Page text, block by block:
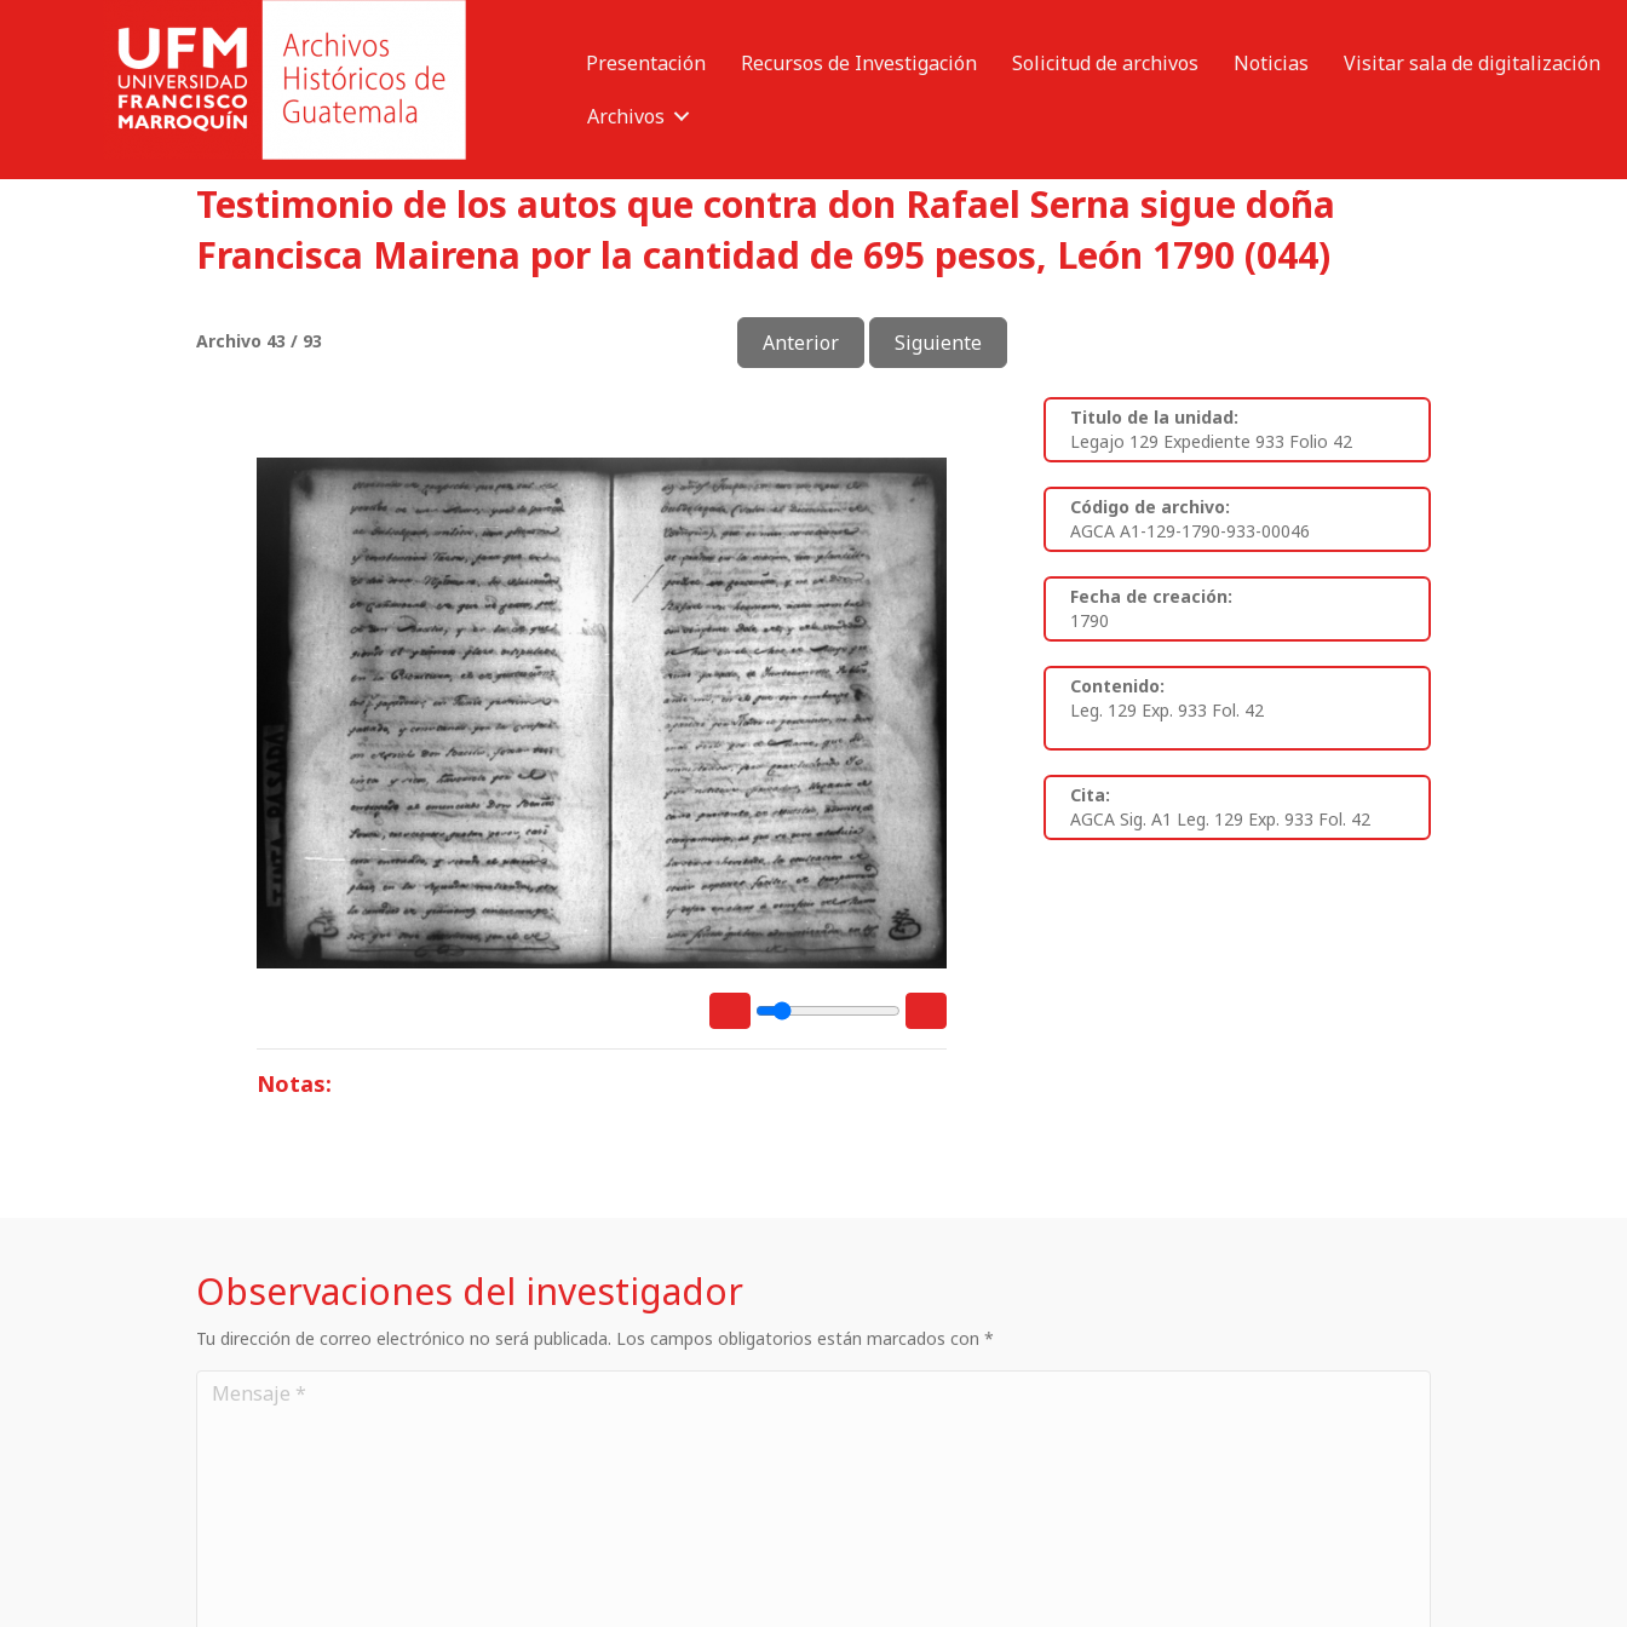
Presentación Recursos de Investigación Solicitud de archivos Noticias
Visitar sala de digitalización
Archivos
Testimonio de los autos que contra don Rafael Serna sigue doña
Francisca Mairena por la cantidad de 695 pesos, León 1790 (044)
Archivo 43 / 93 Anterior Siguiente
Notas:
Titulo de la unidad:
Legajo 129 Expediente 933 Folio 42
Código de archivo:
AGCA A1-129-1790-933-00046
Fecha de creación:
1790
Contenido:
Leg. 129 Exp. 933 Fol. 42
Cita:
AGCA Sig. A1 Leg. 129 Exp. 933 Fol. 42
Observaciones del investigador
Tu dirección de correo electrónico no será publicada. Los campos obligatorios están marcados con *